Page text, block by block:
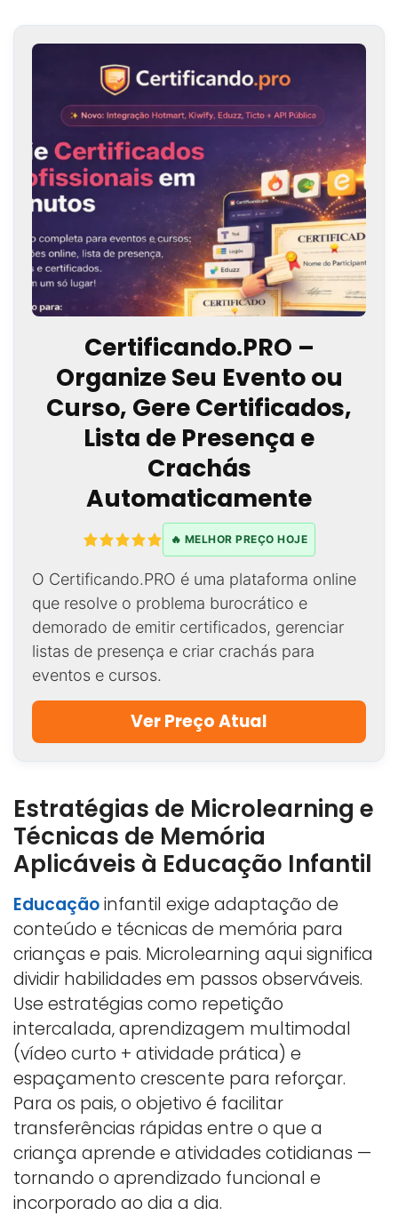
Certificando.PRO –
Organize Seu Evento ou
Curso, Gere Certificados,
Lista de Presença e
Crachás
Automaticamente
🔥 MELHOR PREÇO HOJE
O Certificando.PRO é uma plataforma online
que resolve o problema burocrático e
demorado de emitir certificados, gerenciar
listas de presença e criar crachás para
eventos e cursos.
Ver Preço Atual
Estratégias de Microlearning e
Técnicas de Memória
Aplicáveis à Educação Infantil
Educaçãoinfantil exige adaptação de
conteúdo e técnicas de memória para
crianças e pais. Microlearning aqui significa
dividir habilidades em passos observáveis.
Use estratégias como repetição
intercalada, aprendizagem multimodal
(vídeo curto + atividade prática) e
espaçamento crescente para reforçar.
Para os pais, o objetivo é facilitar
transferências rápidas entre o que a
criança aprende e atividades cotidianas —
tornando o aprendizado funcional e
incorporado ao dia a dia.